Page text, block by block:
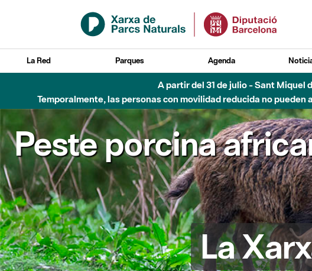
Saltar al contenido principal
La Red Parques Agenda
A partir del 31 de julio - Sant Miquel
Temporalmente, las personas con movilidad reducida no
Peste porcina
La